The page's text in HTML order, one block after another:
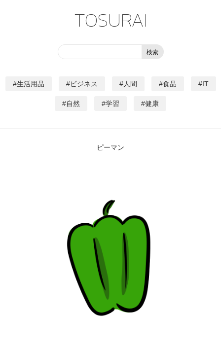
TOSURAI
生活用品 ビジネス 人間 食品 IT
自然 学習 健康
ピーマン